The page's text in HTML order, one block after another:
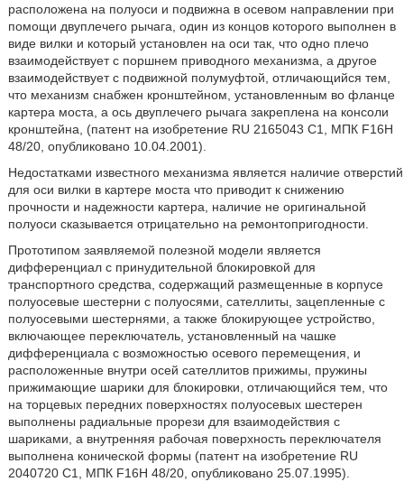
расположена на полуоси и подвижна в осевом направлении при
помощи двуплечего рычага, один из концов которого выполнен в
виде вилки и который установлен на оси так, что одно плечо
взаимодействует с поршнем приводного механизма, а другое
взаимодействует с подвижной полумуфтой, отличающийся тем,
что механизм снабжен кронштейном, установленным во фланце
картера моста, а ось двуплечего рычага закреплена на консоли
кронштейна, (патент на изобретение RU 2165043 С1, МПК F16H
48/20, опубликовано 10.04.2001).
Недостатками известного механизма является наличие отверстий
для оси вилки в картере моста что приводит к снижению
прочности и надежности картера, наличие не оригинальной
полуоси сказывается отрицательно на ремонтопригодности.
Прототипом заявляемой полезной модели является
дифференциал с принудительной блокировкой для
транспортного средства, содержащий размещенные в корпусе
полуосевые шестерни с полуосями, сателлиты, зацепленные с
полуосевыми шестернями, а также блокирующее устройство,
включающее переключатель, установленный на чашке
дифференциала с возможностью осевого перемещения, и
расположенные внутри осей сателлитов прижимы, пружины
прижимающие шарики для блокировки, отличающийся тем, что
на торцевых передних поверхностях полуосевых шестерен
выполнены радиальные прорези для взаимодействия с
шариками, а внутренняя рабочая поверхность переключателя
выполнена конической формы (патент на изобретение RU
2040720 С1, МПК F16H 48/20, опубликовано 25.07.1995).